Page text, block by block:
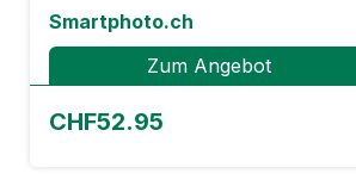
Smartphoto.ch
Zum Angebot
CHF52.95